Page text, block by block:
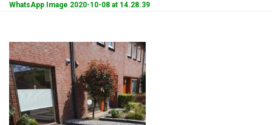
WhatsApp Image 2020-10-08 at 14.28.39